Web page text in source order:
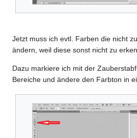
Jetzt muss ich evtl. Farben die nicht
ändern, weil diese sonst nicht zu
Dazu markiere ich mit der
Bereiche und ändere den Farbton in